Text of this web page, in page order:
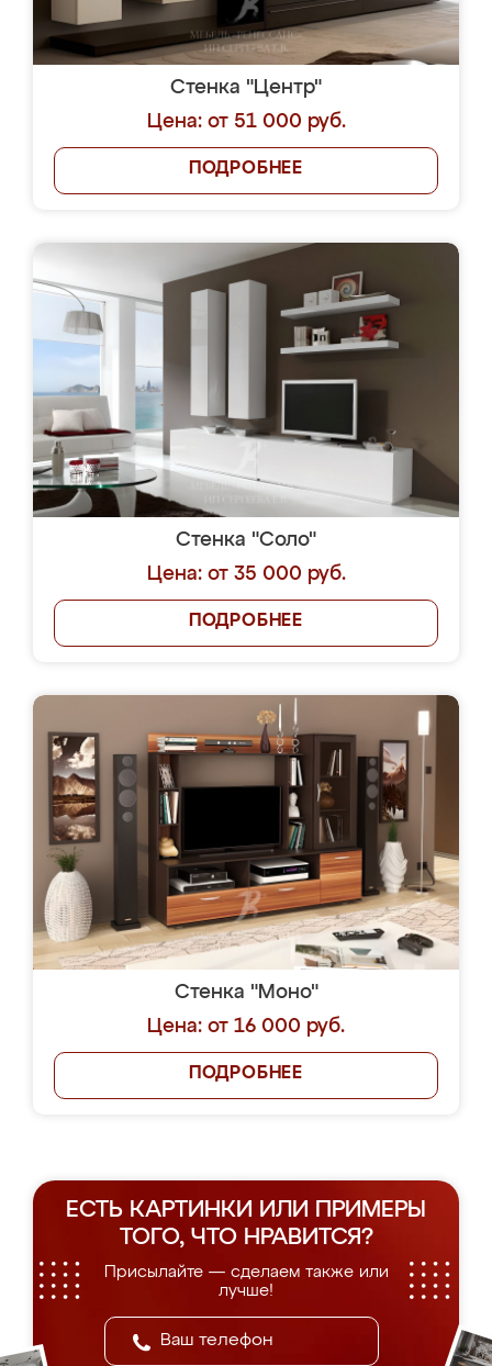
Стенка "Центр"
Цена: от 51 000 руб.
ПОДРОБНЕЕ
Стенка "Соло"
Цена: от 35 000 руб.
ПОДРОБНЕЕ
Стенка "Моно"
Цена: от 16 000 руб.
ПОДРОБНЕЕ
ЕСТЬ КАРТИНКИ ИЛИ ПРИМЕРЫ
ТОГО, ЧТО НРАВИТСЯ?
Присылайте — сделаем также или
лучше!